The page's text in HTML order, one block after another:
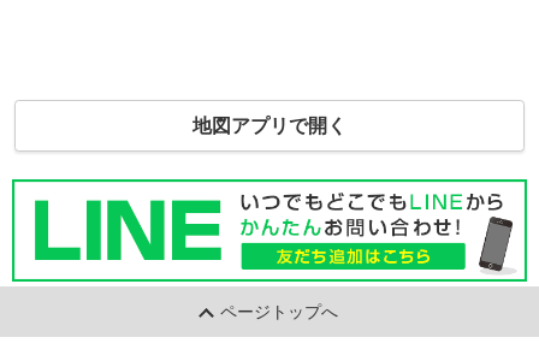
地図アプリで開く
ページトップへ